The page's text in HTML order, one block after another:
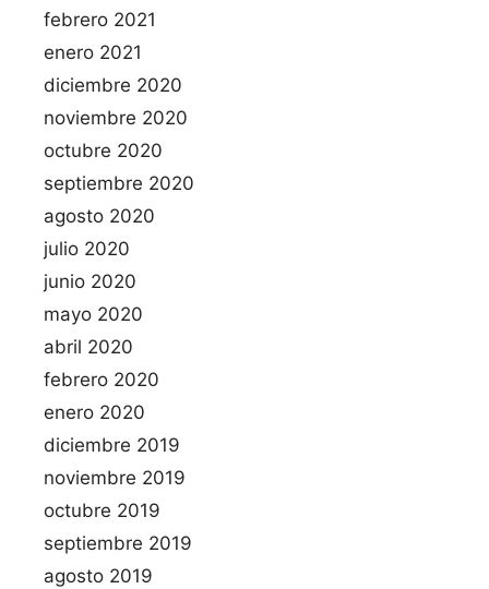
febrero 2021
enero 2021
diciembre 2020
noviembre 2020
octubre 2020
septiembre 2020
agosto 2020
julio 2020
junio 2020
mayo 2020
abril 2020
febrero 2020
enero 2020
diciembre 2019
noviembre 2019
octubre 2019
septiembre 2019
agosto 2019